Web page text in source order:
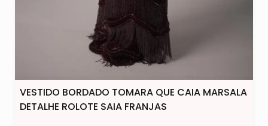
VESTIDO BORDADO TOMARA QUE CAIA MARSALA
DETALHE ROLOTE SAIA FRANJAS